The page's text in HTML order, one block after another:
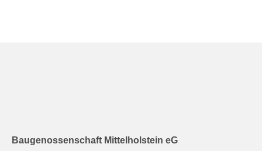
Baugenossenschaft Mittelholstein eG